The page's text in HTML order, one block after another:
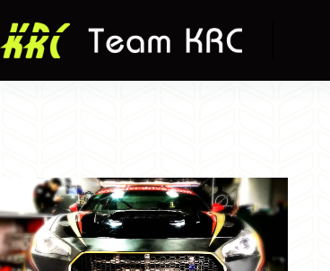
至
主